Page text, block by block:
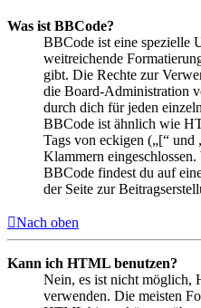
Was ist BBCode?
BBCode ist eine spezielle
weitreichende
gibt. Die Rechte zur
die Board-Administration
durch dich für jeden
BBCode ist ähnlich wie
Tags von eckigen („[“ und
Klammern
BBCode findest du auf
der Seite zur
Nach oben
Kann ich HTML benutzen?
Nein, es ist nicht möglich,
verwenden. Die meisten